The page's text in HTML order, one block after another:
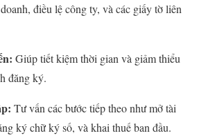
điều lệ công ty, và các giấy tờ liên
Giúp tiết kiệm thời gian và giảm thiểu
đăng ký.
Tư vấn các bước tiếp theo như mở tài
ký chữ ký số, và khai thuế ban đầu.